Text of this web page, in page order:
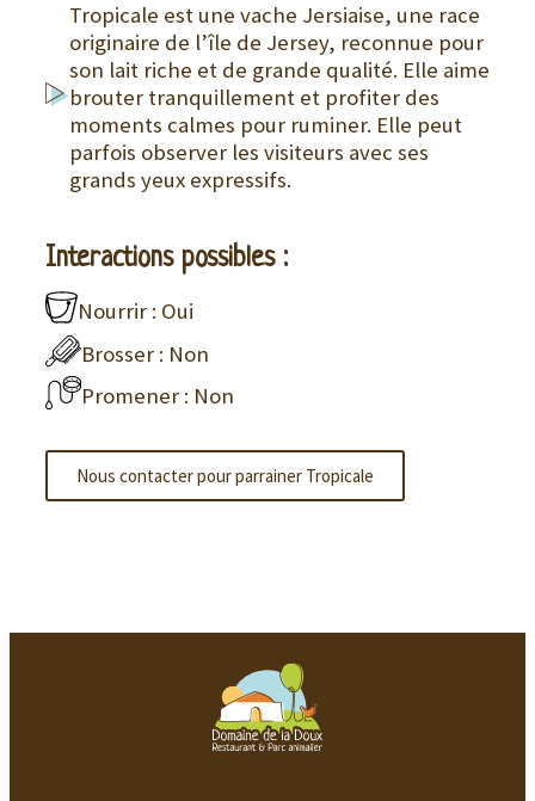
Tropicale est une vache Jersiaise, une race
originaire de l’île de Jersey, reconnue pour
son lait riche et de grande qualité. Elle aime
brouter tranquillement et profiter des
moments calmes pour ruminer. Elle peut
parfois observer les visiteurs avec ses
grands yeux expressifs.
Interactions possibles :
Nourrir : Oui
Brosser : Non
Promener : Non
Nous contacter pour parrainer Tropicale